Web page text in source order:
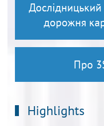
Дослідницький
дорожня
Про
Highlights